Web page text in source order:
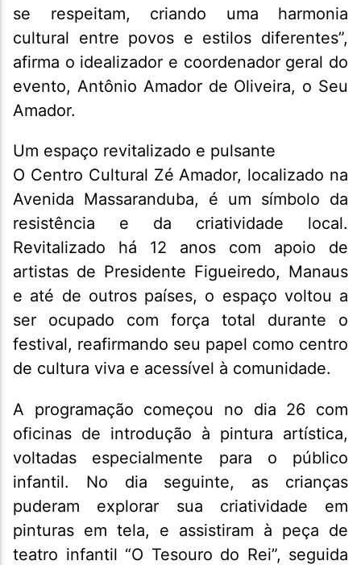
se respeitam, criando uma harmonia
cultural entre povos e estilos diferentes”,
afirma o idealizador e coordenador geral do
evento, Antônio Amador de Oliveira, o Seu
Amador.
Um espaço revitalizado e pulsante
O Centro Cultural Zé Amador, localizado na
Avenida Massaranduba, é um símbolo da
resistência e da criatividade local.
Revitalizado há 12 anos com apoio de
artistas de Presidente Figueiredo, Manaus
e até de outros países, o espaço voltou a
ser ocupado com força total durante o
festival, reafirmando seu papel como centro
de cultura viva e acessível à comunidade.
A programação começou no dia 26 com
oficinas de introdução à pintura artística,
voltadas especialmente para o público
infantil. No dia seguinte, as crianças
puderam explorar sua criatividade em
pinturas em tela, e assistiram à peça de
teatro infantil “O Tesouro do Rei”, seguida